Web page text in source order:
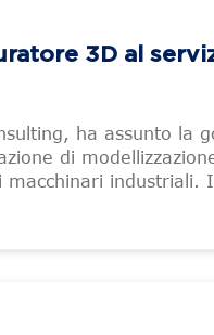
3D al
ha assunto la
di
industriali.